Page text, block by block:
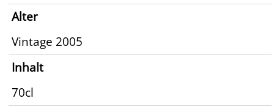
Alter
Vintage 2005
Inhalt
70cl